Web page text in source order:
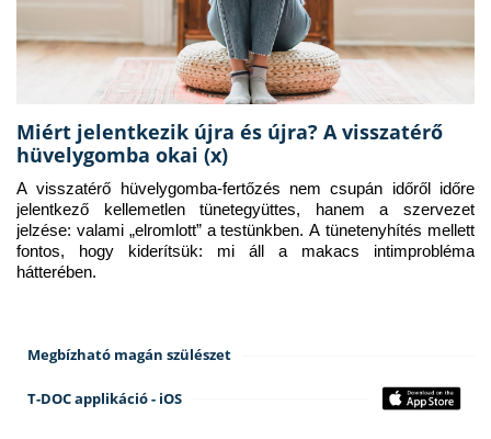
Miért jelentkezik újra és újra? A visszatérő
hüvelygomba okai (x)
A visszatérő hüvelygomba-fertőzés nem csupán időről időre
jelentkező kellemetlen tünetegyüttes, hanem a szervezet
jelzése: valami „elromlott” a testünkben. A tünetenyhítés mellett
fontos, hogy kiderítsük: mi áll a makacs intimprobléma
hátterében.
Megbízható magán szülészet
T-DOC applikáció - iOS